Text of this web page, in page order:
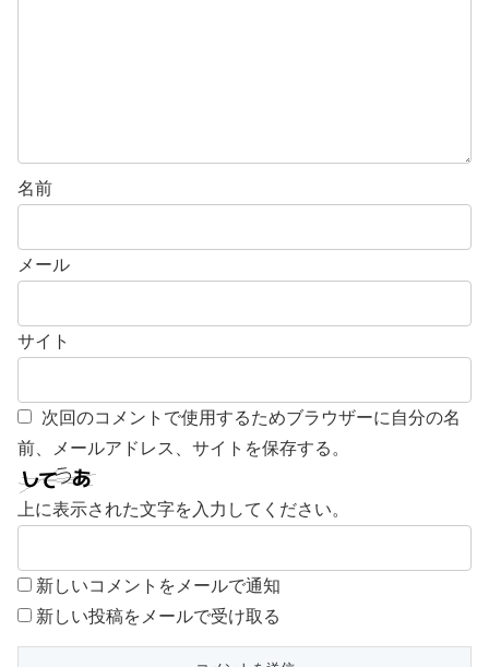
名前
メール
サイト
次回のコメントで使用するためブラウザーに自分の名
前、メールアドレス、サイトを保存する。
上に表示された文字を入力してください。
新しいコメントをメールで通知
新しい投稿をメールで受け取る